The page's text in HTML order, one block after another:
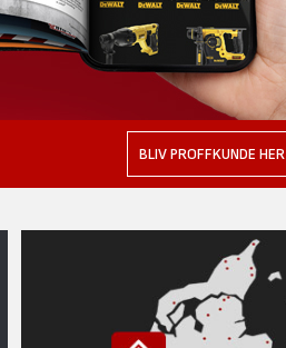
BLIV PROFFKUNDE HER